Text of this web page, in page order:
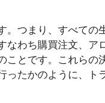
。つまり、すべての
なわち購買注文、ア
ことです。これらの
ったかのように、ト